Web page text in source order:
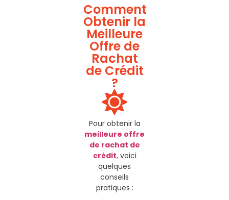
Comment
Obtenir la
Meilleure
Offre de
Rachat
de Crédit
?
Pour obtenir la
meilleure offre
de rachat de
crédit,voici
quelques
conseils
pratiques :